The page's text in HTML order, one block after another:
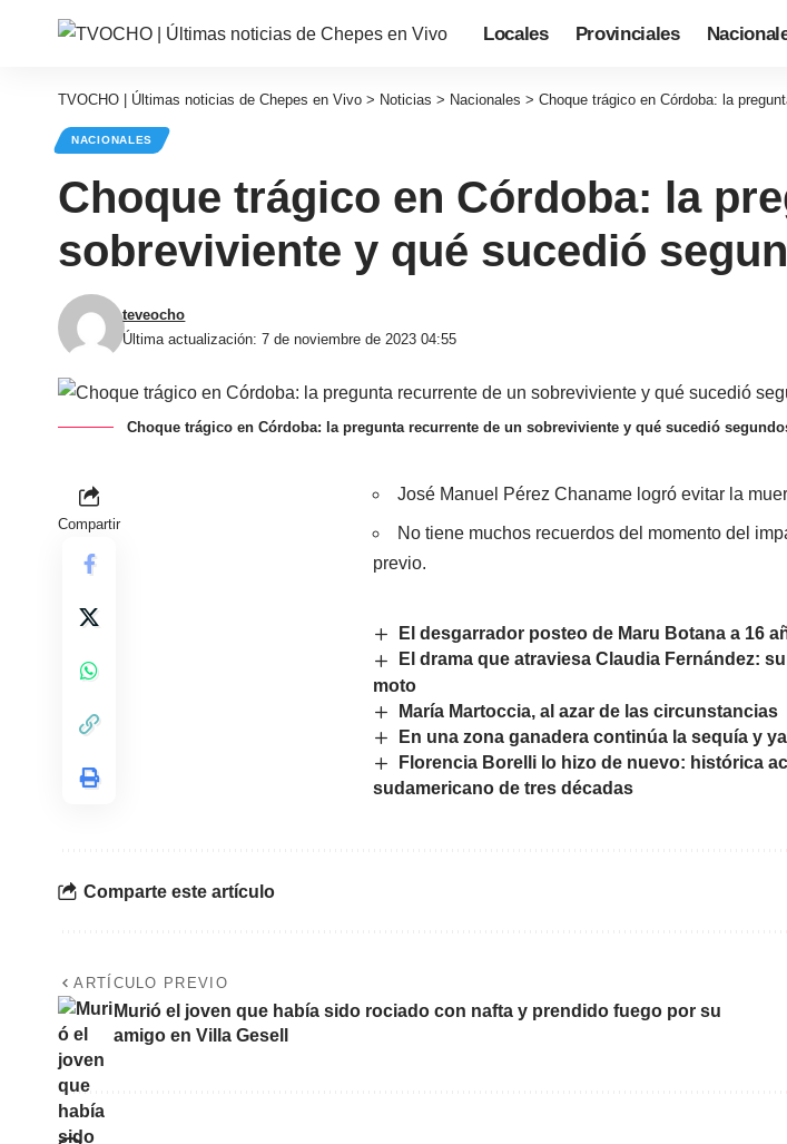
Locales Provinciales
TVOCHO | Últimas noticias de Chepes en Vivo > Noticias > Nacionales > Choque trágico en Córdoba: la
NACIONALES
Choque trágico en Córdoba: la
sobreviviente y qué sucedió
Última actualización: 7 de noviembre de 2023 04:55
teveocho
Choque trágico en Córdoba: la pregunta recurrente de un sobreviviente y qué sucedió
Compartir
José Manuel Pérez Chaname logró evitar la
No tiene muchos recuerdos del momento del
previo.
El desgarrador posteo de Maru Botana a 16
El drama que atraviesa Claudia Fernández:
moto
María Martoccia, al azar de las circunstancias
En una zona ganadera continúa la sequía y
Florencia Borelli lo hizo de nuevo: histórica
sudamericano de tres décadas
Comparte este artículo
ARTÍCULO PREVIO
Murió el joven que había sido rociado con nafta y prendido fuego por su
amigo en Villa Gesell